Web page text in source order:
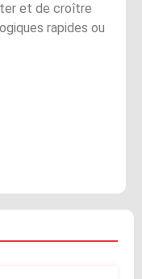
et de croître
rapides ou